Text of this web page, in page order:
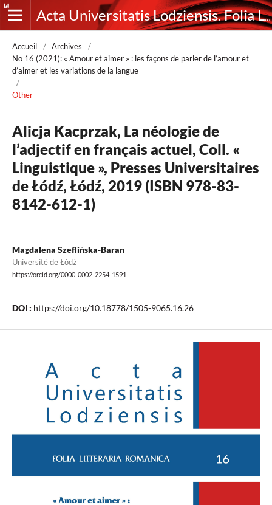
Acta Universitatis Lodziensis. Folia Litteraria Romanica
Accueil / Archives
/
No 16 (2021): « Amour et aimer » : les façons de parler de l’amour et
d’aimer et les variations de la langue
/
Other
Alicja Kacprzak, La néologie de
l’adjectif en français actuel, Coll. «
Linguistique », Presses Universitaires
de Łódź, Łódź, 2019 (ISBN 978-83-
8142-612-1)
Magdalena Szeflińska-Baran
Université de Łódź
https://orcid.org/0000-0002-2254-1591
DOI : https://doi.org/10.18778/1505-9065.16.26